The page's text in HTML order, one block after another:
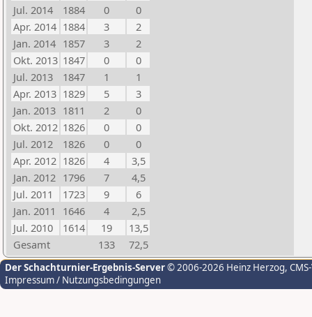
Jul. 2014
1884 0
0
Apr. 2014 1884 3
2
Jan. 2014 1857 3
2
Okt. 2013 1847 0
0
Jul. 2013
1847 1
1
Apr. 2013 1829 5
3
Jan. 2013 1811 2
0
Okt. 2012 1826 0
0
Jul. 2012
1826 0
0
Apr. 2012 1826 4
3,5
Jan. 2012 1796 7
4,5
Jul. 2011
1723 9
6
Jan. 2011
1646 4
2,5
Jul. 2010
1614 19
13,5
Gesamt
133 72,5
Der Schachturnier-Ergebnis-Server© 2006-2026 Heinz Herzog,
Impressum / Nutzungsbedingungen